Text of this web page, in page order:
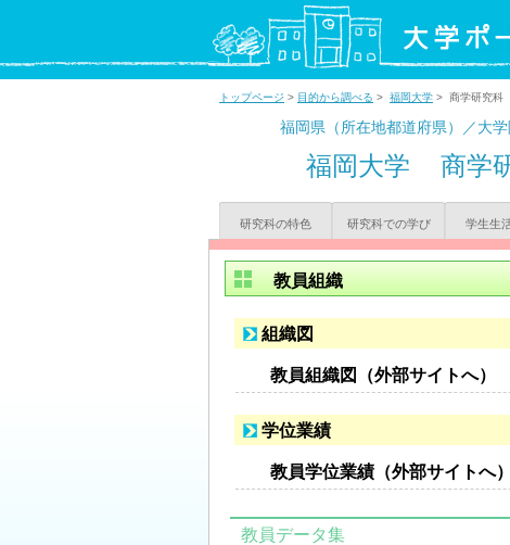
トップページ > 目的から調べる > 福岡大学 > 商学研究科
福岡県（所在地都道府県）／大学
福岡大学 商学
研究科の特色 研究科での学び 学生生
教員組織
組織図
教員組織図（外部サイトへ）
学位業績
教員学位業績（外部サイトへ）
教員データ集